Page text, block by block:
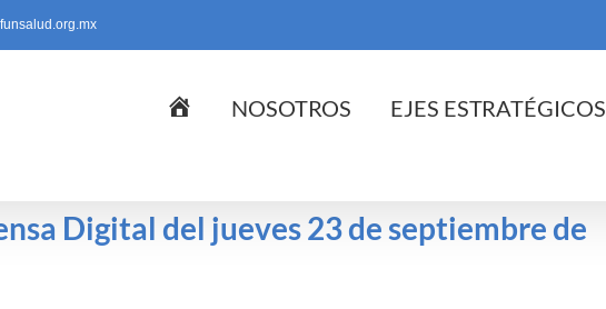
InicioNOSOTROS EJES ESTRATÉGICOS
Digital del jueves 23 de septiembre de